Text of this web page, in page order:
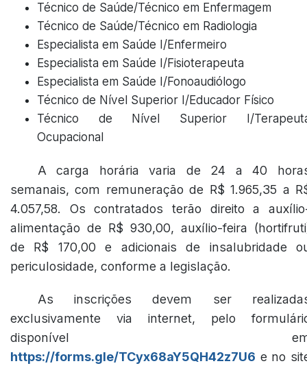
Técnico de Saúde/Técnico em Enfermagem
Técnico de Saúde/Técnico em Radiologia
Especialista em Saúde I/Enfermeiro
Especialista em Saúde I/Fisioterapeuta
Especialista em Saúde I/Fonoaudiólogo
Técnico de Nível Superior I/Educador Físico
Técnico de Nível Superior I/
Ocupacional
A carga horária varia de 24 a 40
semanais, com remuneração de R$ 1.965,35 a
4.057,58. Os contratados terão direito a
alimentação de R$ 930,00, auxílio-feira
de R$ 170,00 e adicionais de insalubridade
periculosidade, conforme a legislação.
As inscrições devem ser
exclusivamente via internet, pelo
disponível
https://forms.gle/TCyx68aY5QH42z7U6 e no